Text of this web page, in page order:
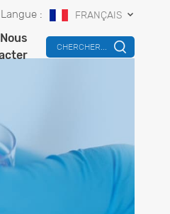
Langue : FRANÇAIS
Nous
CHERCHER...